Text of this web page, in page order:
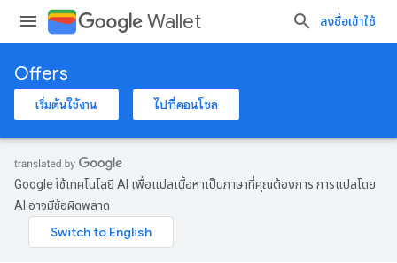
Wallet ลงชื่อเข้าใช้
Offers
เริ่มต้นใช้งาน ไปที่คอนโซล
Google ใช้เทคโนโลยี AI เพื่อแปลเนื้อหาเป็นภาษาที่คุณต้องการ การแปลโดย
AI อาจมีข้อผิดพลาด